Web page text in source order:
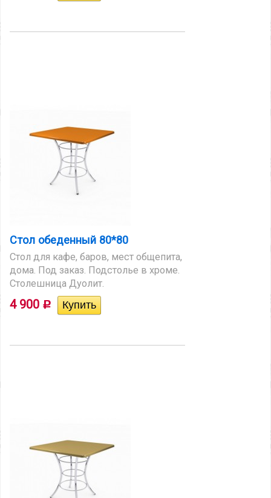
Стол обеденный 80*80
Стол для кафе, баров, мест общепита,
дома. Под заказ. Подстолье в хроме.
Столешница Дуолит.
4 900 Р